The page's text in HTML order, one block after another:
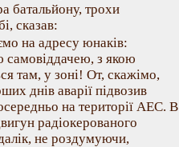
батальйону, трохи
сказав:
на адресу юнаків:
самовіддачею, з якою
там, у зоні! От, скажімо,
днів аварії підвозив
на території АЕС. В
радіокерованого
не роздумуючи,